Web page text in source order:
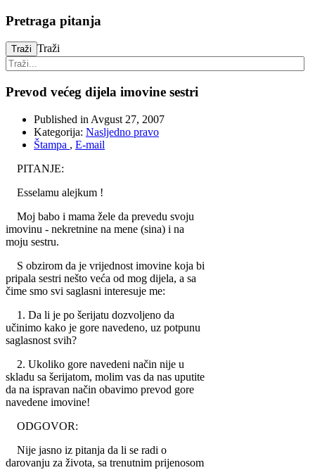
Pretraga pitanja
Traži Traži
Prevod većeg dijela imovine sestri
Published in Avgust 27, 2007
Kategorija: Nasljedno pravo
Štampa , E-mail
PITANJE:
Esselamu alejkum !
Moj babo i mama žele da prevedu svoju
imovinu - nekretnine na mene (sina) i na
moju sestru.
S obzirom da je vrijednost imovine koja bi
pripala sestri nešto veća od mog dijela, a sa
čime smo svi saglasni interesuje me:
1. Da li je po šerijatu dozvoljeno da
učinimo kako je gore navedeno, uz potpunu
saglasnost svih?
2. Ukoliko gore navedeni način nije u
skladu sa šerijatom, molim vas da nas uputite
da na ispravan način obavimo prevod gore
navedene imovine!
ODGOVOR:
Nije jasno iz pitanja da li se radi o
darovanju za života, sa trenutnim prijenosom